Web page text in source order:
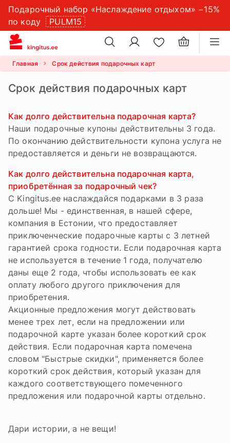
Подарочный набор «Наслаждение отдыхом» −15%
по коду
PULM15
Главная Срок действия подарочных карт
Срок действия подарочных карт
Как долго действительна подарочная карта?
Наши подарочные купоны действительны 3 года.
По окончанию действительности купона услуга не
предоставляется и деньги не возвращаются.
Как долго действительна подарочная карта,
приобретённая за подарочный чек?
С Kingitus.ee наслаждайся подарками в 3 раза
дольше! Мы - единственная, в нашей сфере,
компания в Естонии, что предоставляет
приключенческие подарочные карты с 3 летней
гарантией срока годности. Если подарочная карта
не используется в течение 1 года, получателю
даны еще 2 года, чтобы использовать ее как
оплату любого другого приключения для
приобретения.
Акционные предложения могут действовать
менее трех лет, если на предложении или
подарочной карте указан более короткий срок
действия. Если подарочная карта помечена
словом "Быстрые скидки", применяется более
короткий срок действия, который указан для
каждого соответствующего помеченного
предложения или подарочной карты отдельно.
Дари истории, а не вещи!
cookie
×